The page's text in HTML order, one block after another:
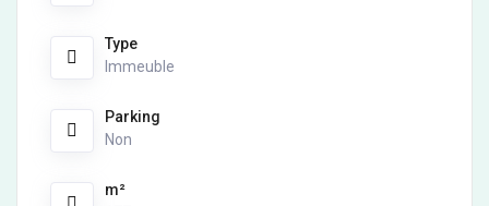
Type
Immeuble
Parking
Non
m²